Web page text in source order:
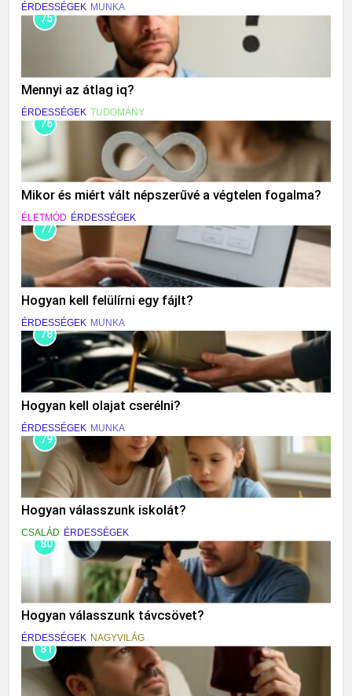
ÉRDESSÉGEK MUNKA
75
Mennyi az átlag iq?
ÉRDESSÉGEK TUDOMÁNY
76
Mikor és miért vált népszerűvé a végtelen fogalma?
ÉLETMÓD ÉRDESSÉGEK
77
Hogyan kell felülírni egy fájlt?
ÉRDESSÉGEK MUNKA
78
Hogyan kell olajat cserélni?
ÉRDESSÉGEK MUNKA
79
Hogyan válasszunk iskolát?
CSALÁD ÉRDESSÉGEK
80
Hogyan válasszunk távcsövet?
ÉRDESSÉGEK NAGYVILÁG
81